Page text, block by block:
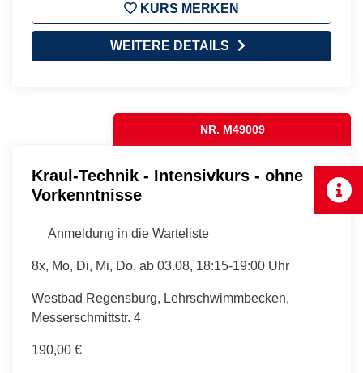
KURS MERKEN
WEITERE DETAILS
NR. M49009
Kraul-Technik - Intensivkurs - ohne
Vorkenntnisse
Anmeldung in die Warteliste
8x, Mo, Di, Mi, Do, ab 03.08, 18:15-19:00 Uhr
Westbad Regensburg, Lehrschwimmbecken,
Messerschmittstr. 4
190,00 €